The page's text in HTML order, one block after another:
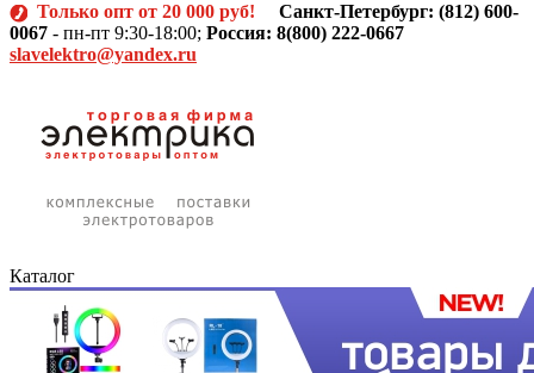
Только опт от 20 000 руб! Санкт-Петербург: (812) 600-
0067 - пн-пт 9:30-18:00; Россия: 8(800) 222-0667
slavelektro@yandex.ru
Каталог